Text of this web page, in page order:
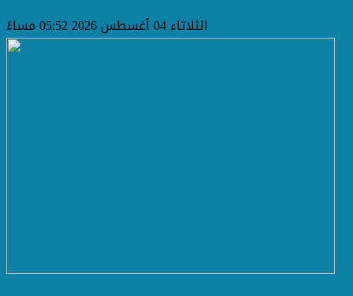
الثلاثاء 04 أغسطس 2026 05:52 مساءً